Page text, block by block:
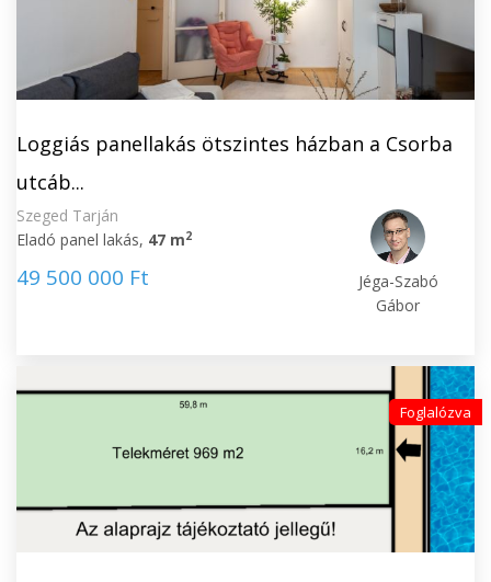
Loggiás panellakás ötszintes házban a Csorba
utcáb...
Szeged Tarján
Eladó panel lakás, 47 m2
49 500 000 Ft
Jéga-Szabó
Gábor
Foglalózva